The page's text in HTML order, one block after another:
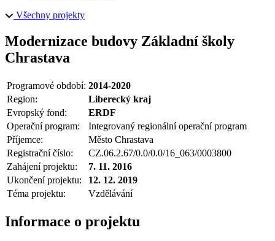
Všechny projekty
Modernizace budovy Základní školy
Chrastava
Programové období: 2014-2020
Region:
Liberecký kraj
Evropský fond:
ERDF
Operační program:
Integrovaný regionální operační program
Příjemce:
Město Chrastava
Registrační číslo:
CZ.06.2.67/0.0/0.0/16_063/0003800
Zahájení projektu:
7. 11. 2016
Ukončení projektu:
12. 12. 2019
Téma projektu:
Vzdělávání
Informace o projektu